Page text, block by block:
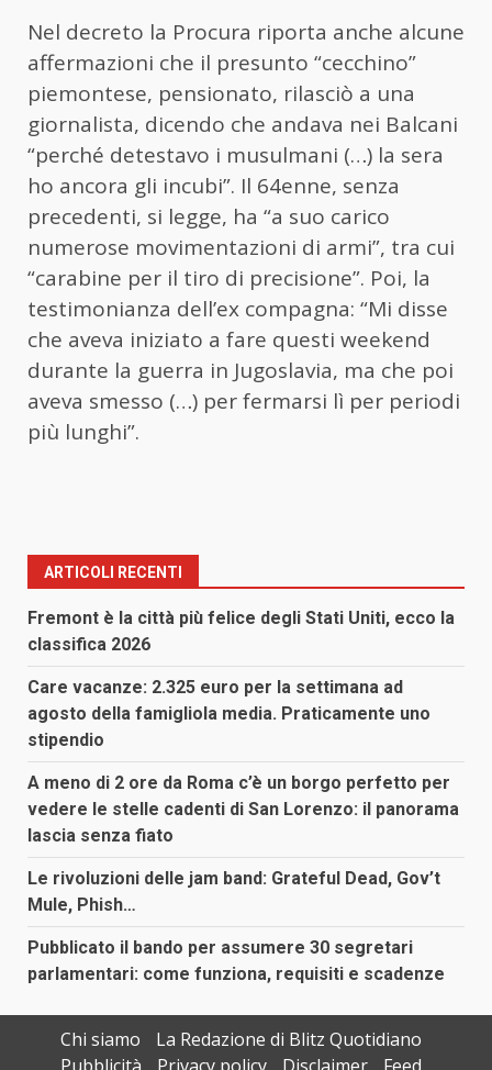
Nel decreto la Procura riporta anche alcune
affermazioni che il presunto “cecchino”
piemontese, pensionato, rilasciò a una
giornalista, dicendo che andava nei Balcani
“perché detestavo i musulmani (…) la sera
ho ancora gli incubi”. Il 64enne, senza
precedenti, si legge, ha “a suo carico
numerose movimentazioni di armi”, tra cui
“carabine per il tiro di precisione”. Poi, la
testimonianza dell’ex compagna: “Mi disse
che aveva iniziato a fare questi weekend
durante la guerra in Jugoslavia, ma che poi
aveva smesso (…) per fermarsi lì per periodi
più lunghi”.
ARTICOLI RECENTI
Fremont è la città più felice degli Stati Uniti, ecco la
classifica 2026
Care vacanze: 2.325 euro per la settimana ad
agosto della famigliola media. Praticamente uno
stipendio
A meno di 2 ore da Roma c’è un borgo perfetto per
vedere le stelle cadenti di San Lorenzo: il panorama
lascia senza fiato
Le rivoluzioni delle jam band: Grateful Dead, Gov’t
Mule, Phish…
Pubblicato il bando per assumere 30 segretari
parlamentari: come funziona, requisiti e scadenze
Chi siamo
La Redazione di Blitz Quotidiano